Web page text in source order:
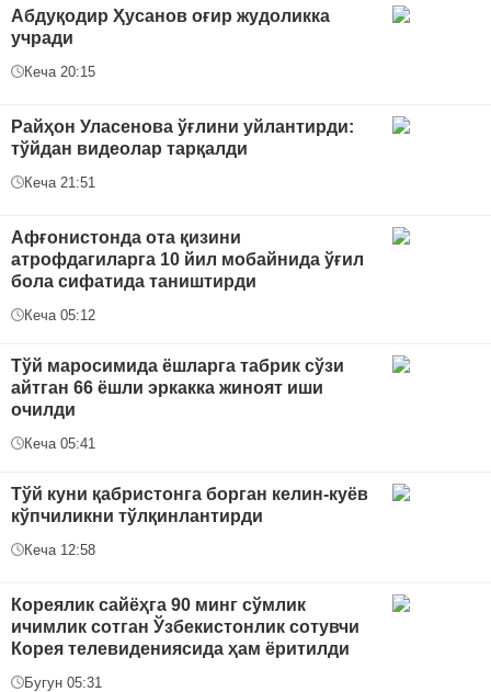
Абдуқодир Ҳусанов оғир жудоликка
учради
Кеча 20:15
Райҳон Уласенова ўғлини уйлантирди:
тўйдан видеолар тарқалди
Кеча 21:51
Афғонистонда ота қизини
атрофдагиларга 10 йил мобайнида ўғил
бола сифатида таништирди
Кеча 05:12
Тўй маросимида ёшларга табрик сўзи
айтган 66 ёшли эркакка жиноят иши
очилди
Кеча 05:41
Тўй куни қабристонга борган келин-куёв
кўпчиликни тўлқинлантирди
Кеча 12:58
Кореялик сайёҳга 90 минг сўмлик
ичимлик сотган Ўзбекистонлик сотувчи
Корея телевидениясида ҳам ёритилди
Бугун 05:31